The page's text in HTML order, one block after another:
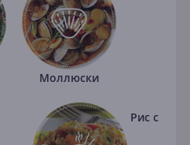
Моллюски
Рис с